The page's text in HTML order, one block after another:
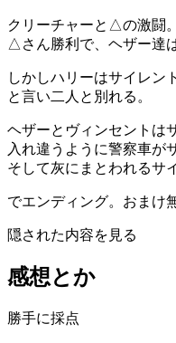
クリーチャーと△の激闘。
△さん勝利で、ヘザー達
しかしハリーはサイレン
と言い二人と別れる。
ヘザーとヴィンセントは
入れ違うように警察車が
そして灰にまとわれるサ
でエンディング。おまけ
隠された内容を見る
感想とか
勝手に採点